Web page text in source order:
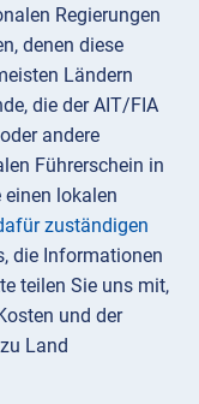
Regierungen
denen diese
Ländern
die der AIT/FIA
andere
Führerschein in
lokalen
zuständigen
die Informationen
teilen Sie uns mit,
und der
Land